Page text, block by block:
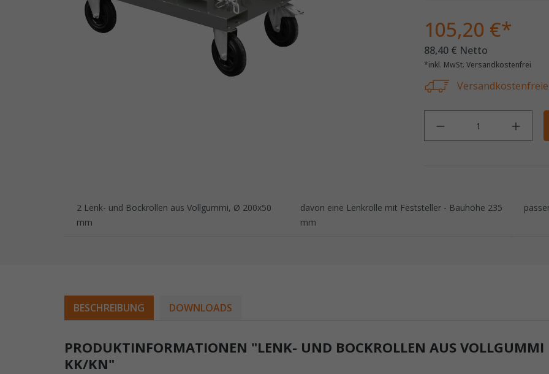
105,20 €*
88,40 € Netto
*inkl. MwSt. Versandkostenfrei
2 Lenk- und Bockrollen aus Vollgummi, Ø 200x50
mm
davon eine Lenkrolle mit Feststeller - Bauhöhe 235
mm
BESCHREIBUNG DOWNLOADS
PRODUKTINFORMATIONEN "LENK- UND BOCKROLLEN AUS VOLLGUMMI
KK/KN"